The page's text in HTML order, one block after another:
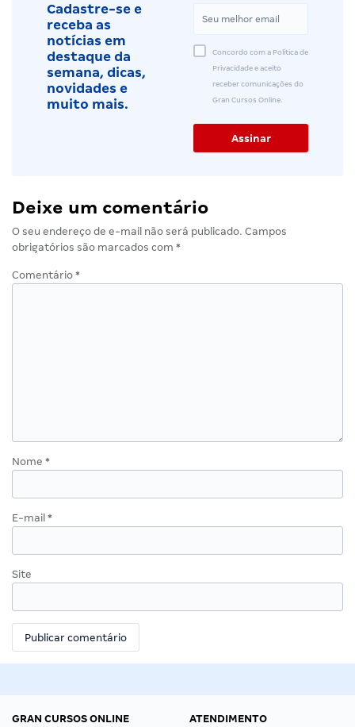
Cadastre-se e
receba as
notícias em
destaque da
semana, dicas,
novidades e
muito mais.
Concordo com a Política de
Privacidade e aceito
receber comunicações do
Gran Cursos Online.
Deixe um comentário
O seu endereço de e-mail não será publicado. Campos
obrigatórios são marcados com *
Comentário *
Nome *
E-mail *
Site
GRAN CURSOS ONLINE
ATENDIMENTO